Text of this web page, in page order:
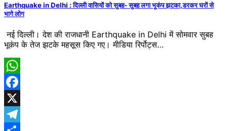
Earthquake in Delhi : ​दिल्ली वासियों को सुबह- सुबह लगा भूकंप झटका,डरकर घरों से
भागे लोग
नई दिल्ली। देश की राजधानी Earthquake in Delhi में सोमवार सुबह
भूकंप के तेज झटके महसूस किए गए। मीडिया रिर्पोट्स…
WhatsApp
Facebook
X